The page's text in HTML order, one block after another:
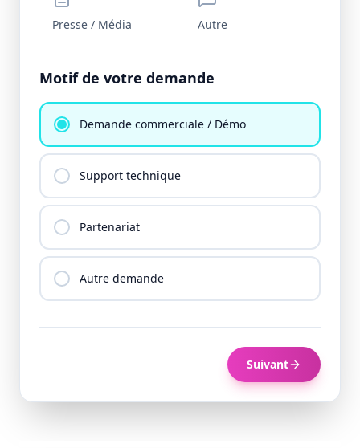
Presse / Média Autre
Motif de votre demande
Demande commerciale / Démo
Support technique
Partenariat
Autre demande
Suivant